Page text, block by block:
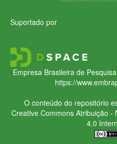
Suportado por
Empresa Brasileira de
https://
O conteúdo do repositório
Creative CommonsAtribuição -
4.0